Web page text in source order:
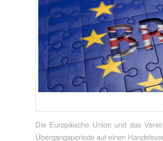
Die Europäische Union und das
Übergangsperiode auf einen